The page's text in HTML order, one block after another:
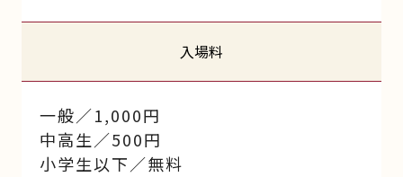
入場料
一般／1,000円
中高生／500円
小学生以下／無料